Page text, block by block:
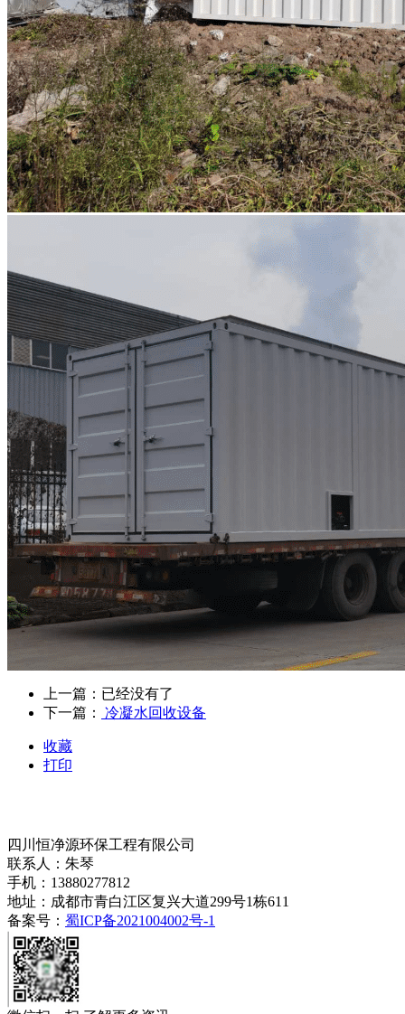
上一篇：已经没有了
下一篇：
冷凝水回收设备
收藏
打印
四川恒净源环保工程有限公司
联系人：朱琴
手机：13880277812
地址：成都市青白江区复兴大道299号1栋611
备案号： 蜀ICP备2021004002号-1